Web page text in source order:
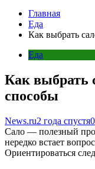
Главная
Еда
Как выбрать
Еда
Как выбрать
способы
News.ru2 года спустя0
Сало — полезный
нередко встает
Ориентироваться